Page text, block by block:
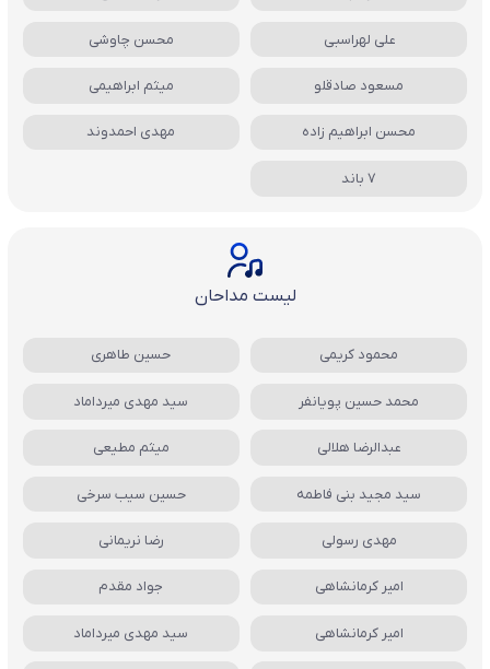
علی لهراسبی محسن چاوشی
مسعود صادقلو میثم ابراهیمی
محسن ابراهیم زاده مهدی احمدوند
7 باند
لیست مداحان
محمود کریمی حسین طاهری
محمد حسین پویانفر سید مهدی میرداماد
عبدالرضا هلالی میثم مطیعی
سید مجید بنی فاطمه حسین سیب سرخی
مهدی رسولی رضا نریمانی
امیر کرمانشاهی جواد مقدم
امیر کرمانشاهی سید مهدی میرداماد